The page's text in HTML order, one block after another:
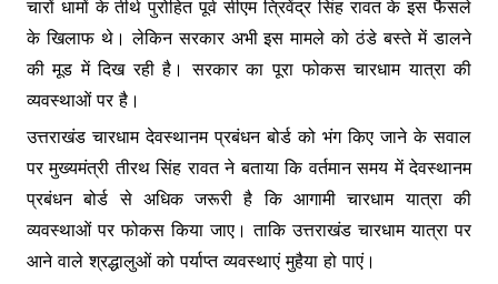
चारों धामों के तीर्थ पुरोहित पूर्व सीएम त्रिवेंद्र सिंह रावत के इस फैसले
के खिलाफ थे। लेकिन सरकार अभी इस मामले को ठंडे बस्ते में डालने
की मूड में दिख रही है। सरकार का पूरा फोकस चारधाम यात्रा की
व्यवस्थाओं पर है।
उत्तराखंड चारधाम देवस्थानम प्रबंधन बोर्ड को भंग किए जाने के सवाल
पर मुख्यमंत्री तीरथ सिंह रावत ने बताया कि वर्तमान समय में देवस्थानम
प्रबंधन बोर्ड से अधिक जरूरी है कि आगामी चारधाम यात्रा की
व्यवस्थाओं पर फोकस किया जाए। ताकि उत्तराखंड चारधाम यात्रा पर
आने वाले श्रद्धालुओं को पर्याप्त व्यवस्थाएं मुहैया हो पाएं।